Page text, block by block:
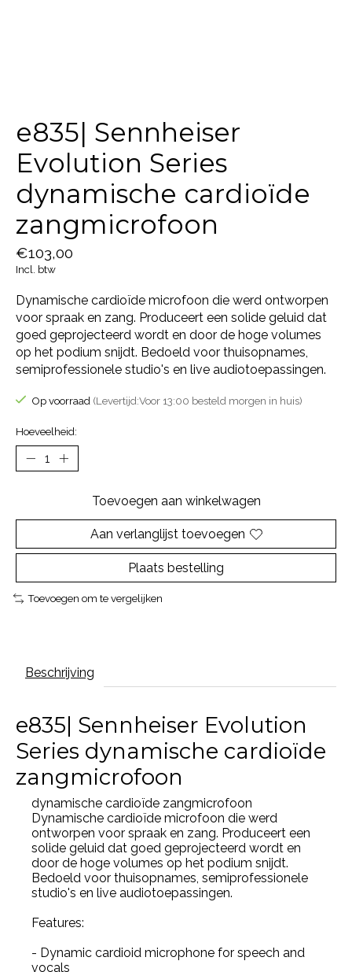
e835| Sennheiser
Evolution Series
dynamische cardioïde
zangmicrofoon
€103,00
Incl. btw
Dynamische cardioïde microfoon die werd ontworpen
voor spraak en zang. Produceert een solide geluid dat
goed geprojecteerd wordt en door de hoge volumes
op het podium snijdt. Bedoeld voor thuisopnames,
semiprofessionele studio's en live audiotoepassingen.
Op voorraad (Levertijd:Voor 13:00 besteld morgen in huis)
Hoeveelheid:
Toevoegen aan winkelwagen
Aan verlanglijst toevoegen
Plaats bestelling
Toevoegen om te vergelijken
Beschrijving
e835| Sennheiser Evolution
Series dynamische cardioïde
zangmicrofoon
dynamische cardioïde zangmicrofoon
Dynamische cardioïde microfoon die werd
ontworpen voor spraak en zang. Produceert een
solide geluid dat goed geprojecteerd wordt en
door de hoge volumes op het podium snijdt.
Bedoeld voor thuisopnames, semiprofessionele
studio's en live audiotoepassingen.
Features:
- Dynamic cardioid microphone for speech and
vocals